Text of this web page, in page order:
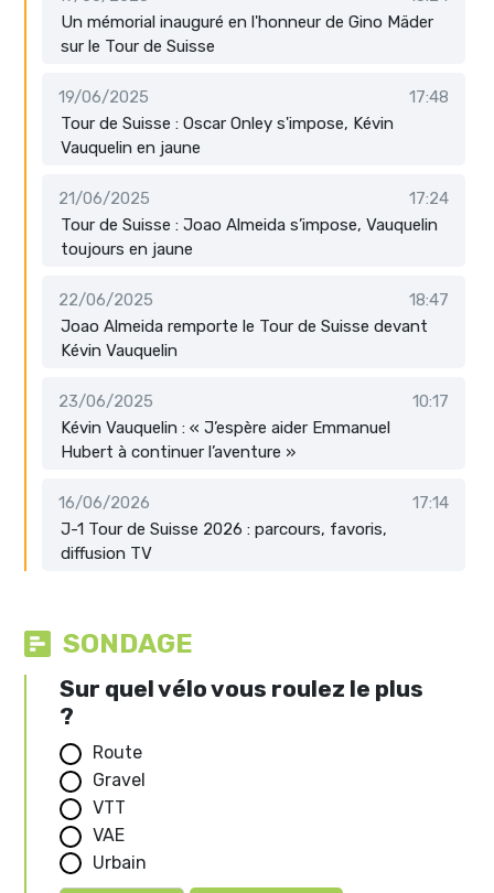
Un mémorial inauguré en l'honneur de Gino Mäder
sur le Tour de Suisse
19/06/2025
17:48
Tour de Suisse : Oscar Onley s'impose, Kévin
Vauquelin en jaune
21/06/2025
17:24
Tour de Suisse : Joao Almeida s’impose, Vauquelin
toujours en jaune
22/06/2025
18:47
Joao Almeida remporte le Tour de Suisse devant
Kévin Vauquelin
23/06/2025
10:17
Kévin Vauquelin : « J’espère aider Emmanuel
Hubert à continuer l’aventure »
16/06/2026
17:14
J-1 Tour de Suisse 2026 : parcours, favoris,
diffusion TV
SONDAGE
Sur quel vélo vous roulez le plus
?
Route
Gravel
VTT
VAE
Urbain